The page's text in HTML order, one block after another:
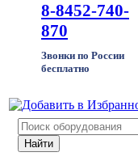
8-8452-740-
870
Звонки по России
бесплатно